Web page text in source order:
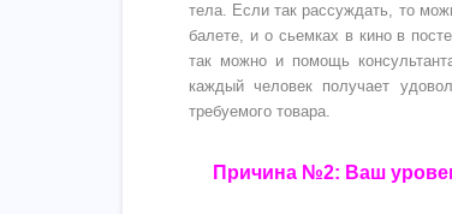
тела. Если так рассуждать, то
балете, и о сьемках в кино в
так можно и помощь
каждый человек получает
требуемого товара.
Причина №2: Ваш